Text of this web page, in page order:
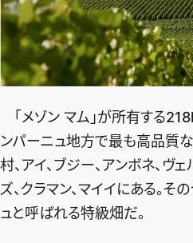
「メゾン マム」が所有する
ンパーニュ地方で最も高品質
村、アイ、ブジー、アンボネ、ヴ
ズ、クラマン、マイイにある。そ
ュと呼ばれる特級畑だ。